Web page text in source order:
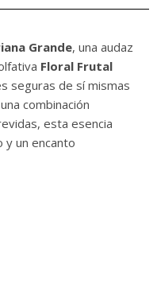
Grande, una audaz
Floral Frutal
seguras de sí mismas
combinación
esta esencia
un encanto